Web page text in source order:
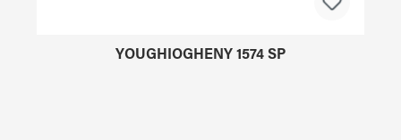
YOUGHIOGHENY 1574 SP